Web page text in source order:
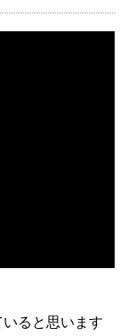
ると思います